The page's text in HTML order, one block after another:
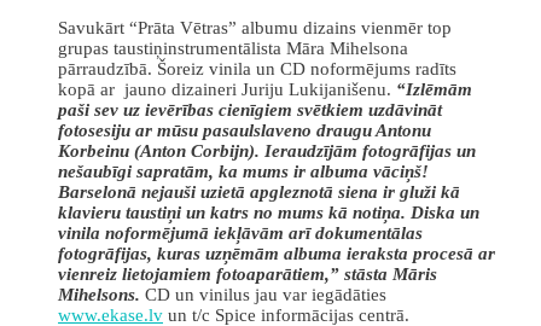
Savukārt “Prāta Vētras” albumu dizains vienmēr top
grupas taustiņinstrumentālista Māra Mihelsona
pārraudzībā. Šoreiz vinila un CD noformējums radīts
kopā ar jauno dizaineri Juriju Lukijanišenu. “Izlēmām
paši sev uz ievērības cienīgiem svētkiem uzdāvināt
fotosesiju ar mūsu pasaulslaveno draugu Antonu
Korbeinu (Anton Corbijn). Ieraudzījām fotogrāfijas un
nešaubīgi sapratām, ka mums ir albuma vāciņš!
Barselonā nejauši uzietā apgleznotā siena ir gluži kā
klavieru taustiņi un katrs no mums kā notiņa. Diska un
vinila noformējumā iekļāvām arī dokumentālas
fotogrāfijas, kuras uzņēmām albuma ieraksta procesā ar
vienreiz lietojamiem fotoaparātiem,” stāsta Māris
Mihelsons. CD un vinilus jau var iegādāties
www.ekase.lv un t/c Spice informācijas centrā.